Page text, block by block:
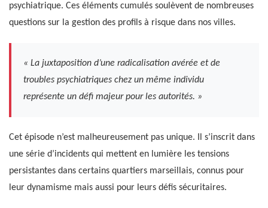
psychiatrique. Ces éléments cumulés soulèvent de nombreuses
questions sur la gestion des profils à risque dans nos villes.
« La juxtaposition d’une radicalisation avérée et de
troubles psychiatriques chez un même individu
représente un défi majeur pour les autorités. »
Cet épisode n’est malheureusement pas unique. Il s’inscrit dans
une série d’incidents qui mettent en lumière les tensions
persistantes dans certains quartiers marseillais, connus pour
leur dynamisme mais aussi pour leurs défis sécuritaires.